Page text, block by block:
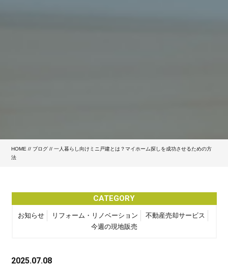
HOME // ブログ // 一人暮らし向けミニ戸建とは？マイホーム探しを成功させるための方
法
CATEGORY
お知らせ リフォーム・リノベーション
不動産売却サービス
今週の現地販売
2025.07.08